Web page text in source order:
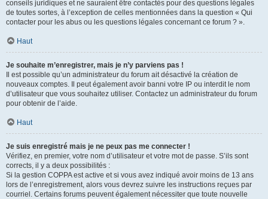
conseils juridiques et ne sauraient être contactés pour des questions légales
de toutes sortes, à l’exception de celles mentionnées dans la question « Qui
contacter pour les abus ou les questions légales concernant ce forum ? ».
Haut
Je souhaite m’enregistrer, mais je n’y parviens pas !
Il est possible qu’un administrateur du forum ait désactivé la création de
nouveaux comptes. Il peut également avoir banni votre IP ou interdit le nom
d’utilisateur que vous souhaitez utiliser. Contactez un administrateur du forum
pour obtenir de l’aide.
Haut
Je suis enregistré mais je ne peux pas me connecter !
Vérifiez, en premier, votre nom d’utilisateur et votre mot de passe. S’ils sont
corrects, il y a deux possibilités :
Si la gestion COPPA est active et si vous avez indiqué avoir moins de 13 ans
lors de l’enregistrement, alors vous devrez suivre les instructions reçues par
courriel. Certains forums peuvent également nécessiter que toute nouvelle